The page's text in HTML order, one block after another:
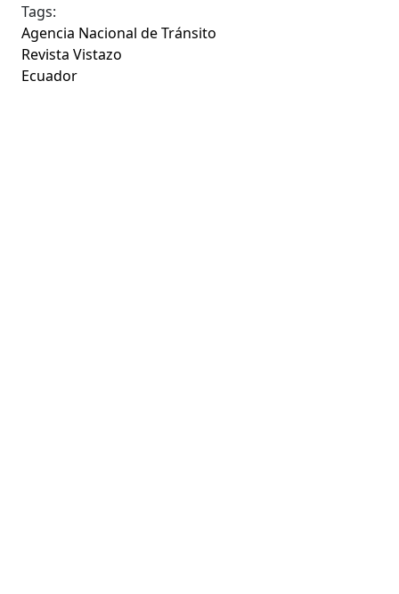
Tags:
Agencia Nacional de Tránsito
Revista Vistazo
Ecuador